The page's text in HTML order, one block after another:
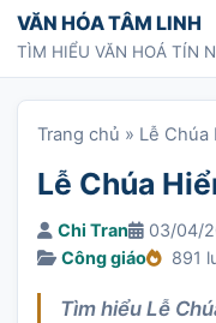
Chuyển tới nội dung
VĂN HÓA TÂM LINH
TÌM HIỂU VĂN HOÁ TÍN
Trang chủ » Lễ Chúa
Lễ Chúa
Chi Tran 03/04/
Công giáo
891
Tìm hiểu Lễ